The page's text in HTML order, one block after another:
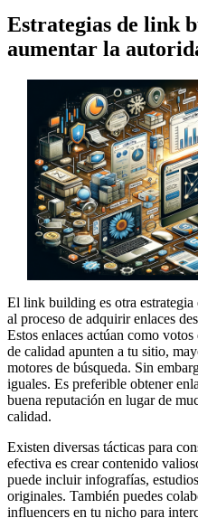
Estrategias de link
aumentar la
El link building es otra
al proceso de adquirir enlaces
Estos enlaces actúan como
de calidad apunten a tu sitio,
motores de búsqueda. Sin
iguales. Es preferible obtener
buena reputación en lugar de
calidad.
Existen diversas tácticas para
efectiva es crear contenido
puede incluir infografías,
originales. También puedes
influencers en tu nicho para